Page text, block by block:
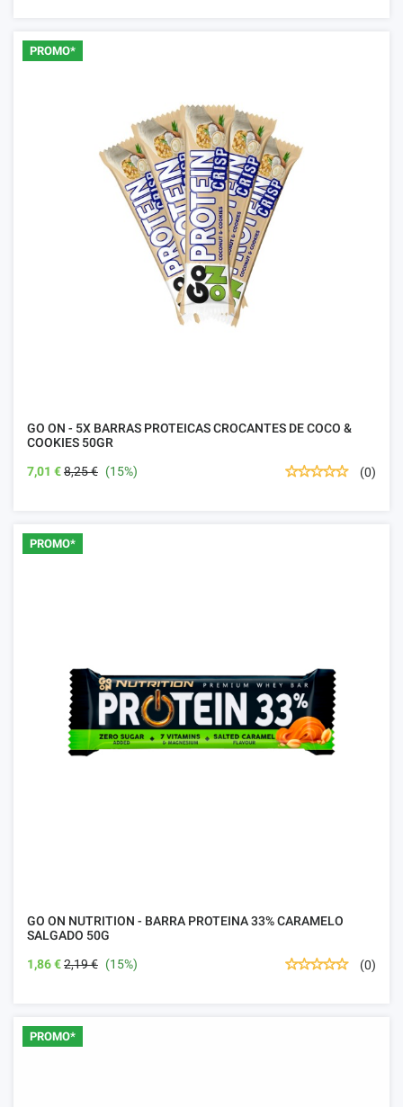
PROMO*
GO ON - 5X BARRAS PROTEICAS CROCANTES DE COCO &
COOKIES 50GR
7,01 €8,25 € (15%) (0)
PROMO*
GO ON NUTRITION - BARRA PROTEINA 33% CARAMELO
SALGADO 50G
1,86 €2,19 € (15%) (0)
PROMO*